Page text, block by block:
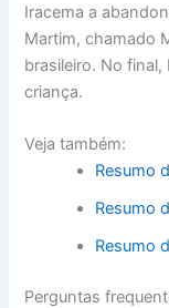
Iracema a
Martim, chamado
brasileiro. No
criança.
Veja também:
Resumo
Resumo
Resumo
Perguntas